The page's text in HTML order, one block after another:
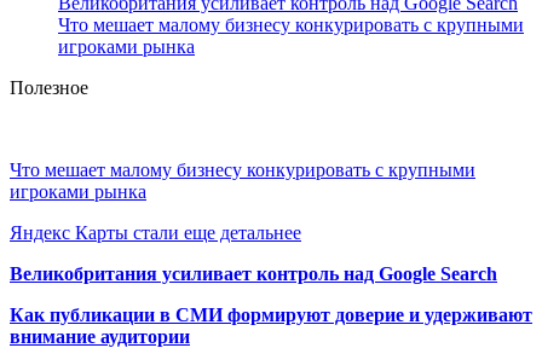
Что мешает малому бизнесу конкурировать с крупными
игроками рынка
Полезное
Что мешает малому бизнесу конкурировать с крупными
игроками рынка
Яндекс Карты стали еще детальнее
Великобритания усиливает контроль над Google Search
Как публикации в СМИ формируют доверие и удерживают
внимание аудитории